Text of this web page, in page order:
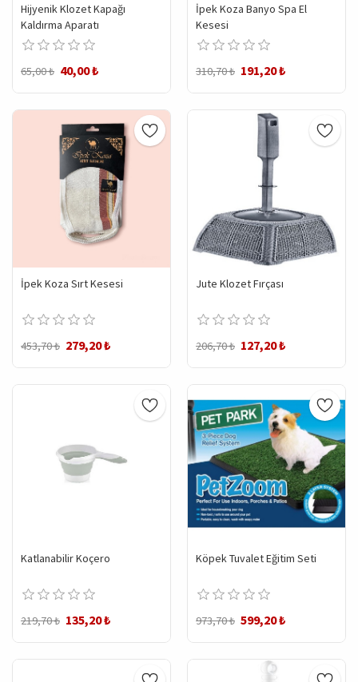
Hijyenik Klozet Kapağı
Kaldırma Aparatı
65,00 ₺ 40,00 ₺
İpek Koza Banyo Spa El
Kesesi
310,70 ₺ 191,20 ₺
İpek Koza Sırt Kesesi
453,70 ₺ 279,20 ₺
Jute Klozet Fırçası
206,70 ₺ 127,20 ₺
Katlanabilir Koçero
219,70 ₺ 135,20 ₺
Köpek Tuvalet Eğitim Seti
973,70 ₺ 599,20 ₺